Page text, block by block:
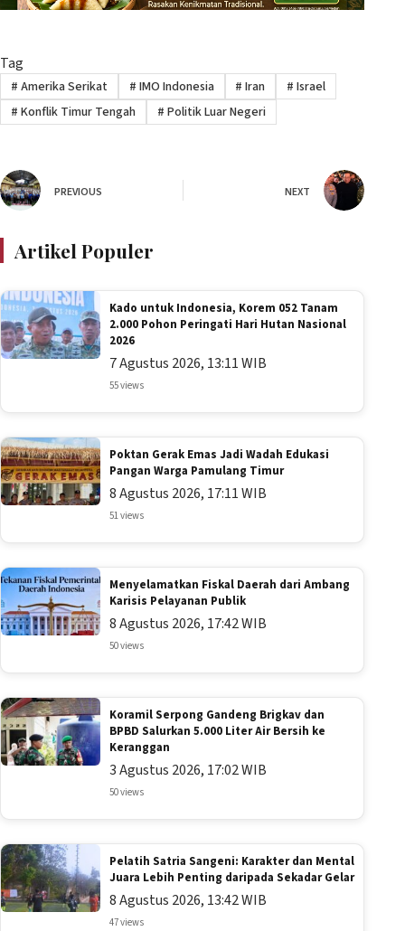
Tag
# Amerika Serikat # IMO Indonesia # Iran # Israel
# Konflik Timur Tengah # Politik Luar Negeri
PREVIOUS NEXT
Artikel Populer
Kado untuk Indonesia, Korem 052 Tanam
2.000 Pohon Peringati Hari Hutan Nasional
2026
7 Agustus 2026, 13:11 WIB
55 views
Poktan Gerak Emas Jadi Wadah Edukasi
Pangan Warga Pamulang Timur
8 Agustus 2026, 17:11 WIB
51 views
Menyelamatkan Fiskal Daerah dari Ambang
Karisis Pelayanan Publik
8 Agustus 2026, 17:42 WIB
50 views
Koramil Serpong Gandeng Brigkav dan
BPBD Salurkan 5.000 Liter Air Bersih ke
Keranggan
3 Agustus 2026, 17:02 WIB
50 views
Pelatih Satria Sangeni: Karakter dan Mental
Juara Lebih Penting daripada Sekadar Gelar
8 Agustus 2026, 13:42 WIB
47 views